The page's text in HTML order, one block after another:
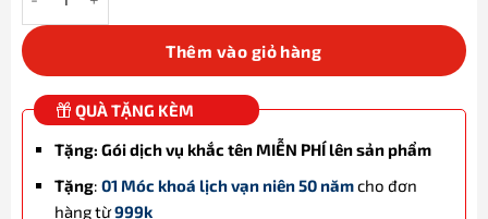
Thêm vào giỏ hàng
QUÀ TẶNG KÈM
Tặng: Gói dịch vụ khắc tên MIỄN PHÍ lên sản phẩm
Tặng:01 Móc khoá lịch vạn niên 50 nămcho đơn
hàng từ999k